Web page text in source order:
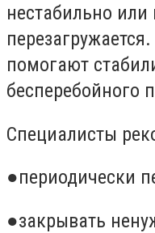
нестабильно или
помогают
бесперебойного
Специалисты
●периодически
●закрывать